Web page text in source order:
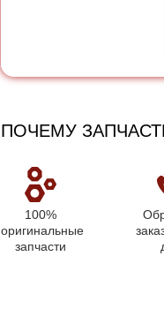
ПОЧЕМУ
100%
оригинальные
запчасти